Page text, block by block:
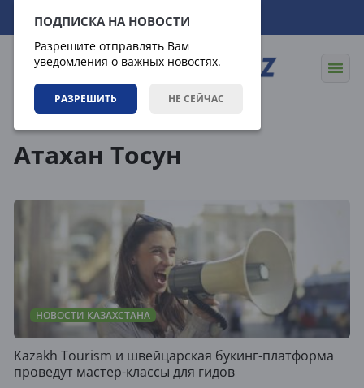
ПОДПИСКА НА НОВОСТИ
Разрешите отправлять Вам
уведомления о важных новостях.
РАЗРЕШИТЬ НЕ СЕЙЧАС
07.08.2026 18:06:44
Атахан Тосун
НОВОСТИ КАЗАХСТАНА
Kazakh Tourism и швейцарская букинг-платформа
проведут мастер-классы для гидов